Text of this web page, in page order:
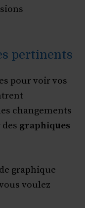
pertinents
pour voir vos
changements
graphiques
graphique
voulez